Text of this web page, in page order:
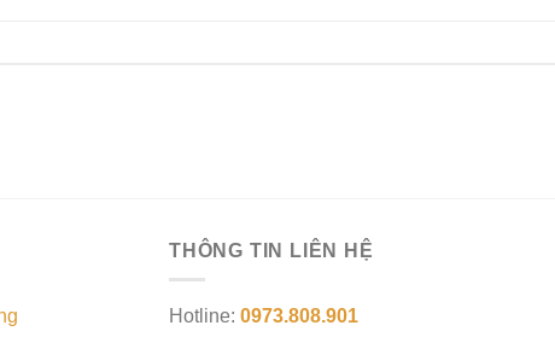
THÔNG TIN LIÊN HỆ
Hotline: 0973.808.901